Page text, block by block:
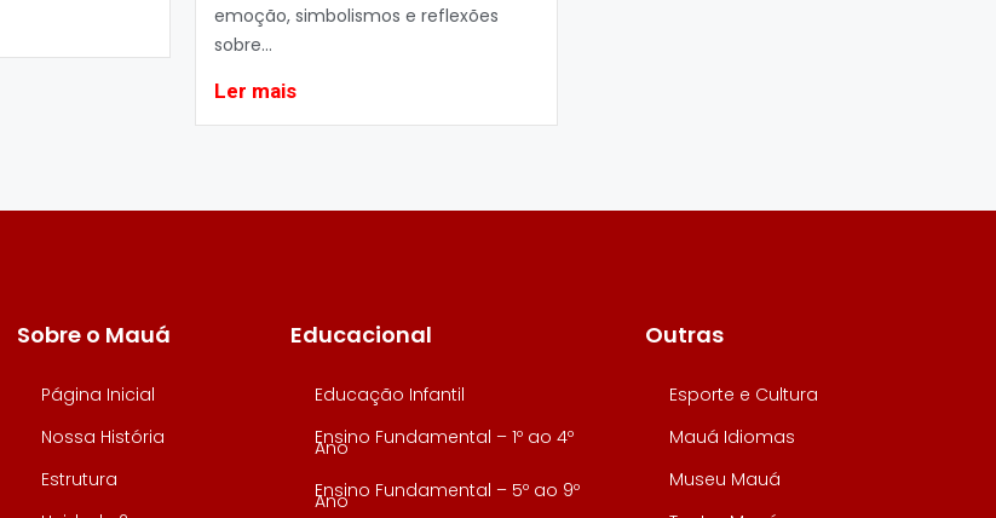
emoção, simbolismos e reflexões
sobre...
Ler mais
Sobre o Mauá
Página Inicial
Nossa História
Estrutura
Educacional
Educação Infantil
Ensino Fundamental – 1º ao 4º
Ano
Ensino Fundamental – 5º ao 9º
Ano
Outras
Esporte e Cultura
Mauá Idiomas
Museu Mauá